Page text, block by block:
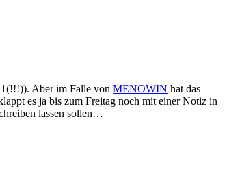
1(!!!)). Aber im Falle von MENOWIN hat das
es ja bis zum Freitag noch mit einer Notiz in
lassen sollen…